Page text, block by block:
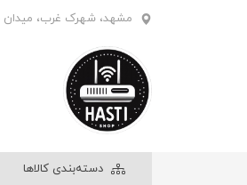
مشهد، شهرک غرب، میدان حجاب، روبه روی رستگاری
دسته‌بندی کالاها